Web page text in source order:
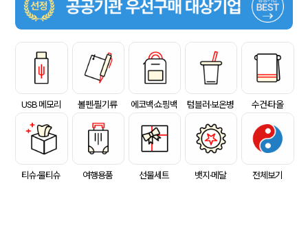
USB 메모리 볼펜·필기류 에코백·쇼핑백 텀블러·보온병 수건·타올
티슈·물티슈 여행용품 선물세트 뱃지·메달 전체보기